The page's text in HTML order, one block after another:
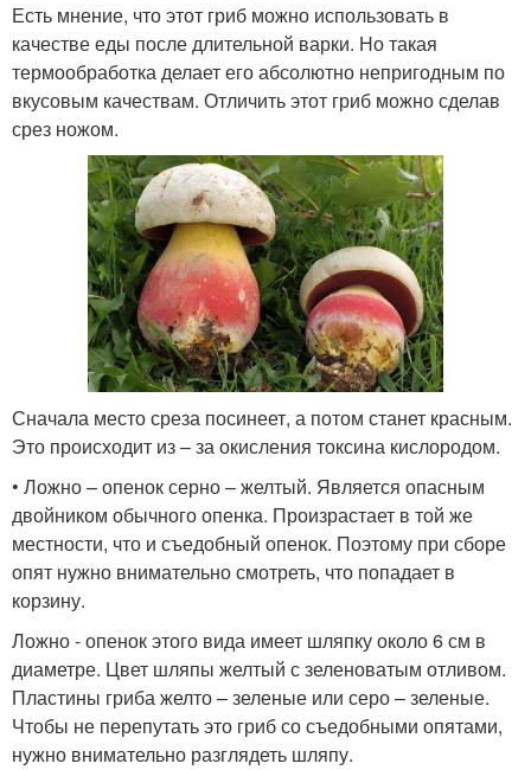
Есть мнение, что этот гриб можно использовать в
качестве еды после длительной варки. Но такая
термообработка делает его абсолютно непригодным по
вкусовым качествам. Отличить этот гриб можно сделав
срез ножом.
Сначала место среза посинеет, а потом станет красным.
Это происходит из – за окисления токсина кислородом.
• Ложно – опенок серно – желтый. Является опасным
двойником обычного опенка. Произрастает в той же
местности, что и съедобный опенок. Поэтому при сборе
опят нужно внимательно смотреть, что попадает в
корзину.
Ложно - опенок этого вида имеет шляпку около 6 см в
диаметре. Цвет шляпы желтый с зеленоватым отливом.
Пластины гриба желто – зеленые или серо – зеленые.
Чтобы не перепутать это гриб со съедобными опятами,
нужно внимательно разглядеть шляпу.